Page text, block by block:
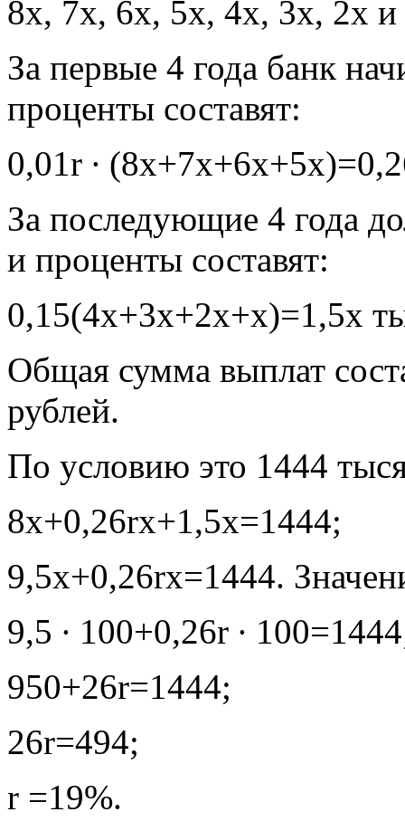
8х, 7х, 6х, 5х, 4х, 3х, 2х
За первые 4 года банк
проценты составят:
0,01r ∙
За последующие 4 года
и проценты составят:
0,15(4х+3х+2х+х)=1,5х
Общая сумма выплат
рублей.
По условию это 1444
8х+0,26rх+1,5х=1444;
9,5х+0,26rх=1444.
9,5 ∙ 100+0,26r ∙
950+26r=1444;
26r=494;
r =19%.